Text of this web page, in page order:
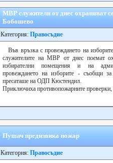
МВР служители от днес охраняват
Бобошево
Категория: Правосъдие
Във връзка с провеждането на
служителите на МВР от днес поемат
избирателни помещения и на
провеждането на изборите - съобщи
пресаташе на ОДП Кюстендил.
Приключиха противопожарните проверки,
Пушач предизвика пожар
Категория: Правосъдие